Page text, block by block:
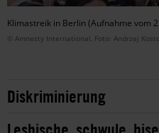
Klimastreik in Berlin (Aufnahme vom
© Amnesty International, Foto: Andrzej
Diskriminierung